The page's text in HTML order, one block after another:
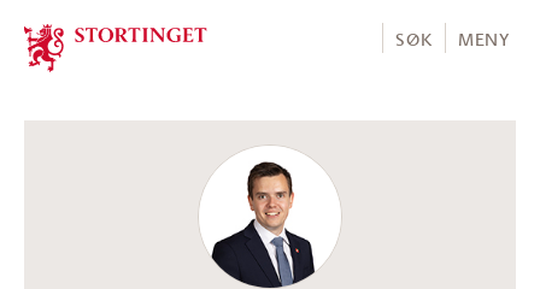
Stortinget.no
SØK MENY